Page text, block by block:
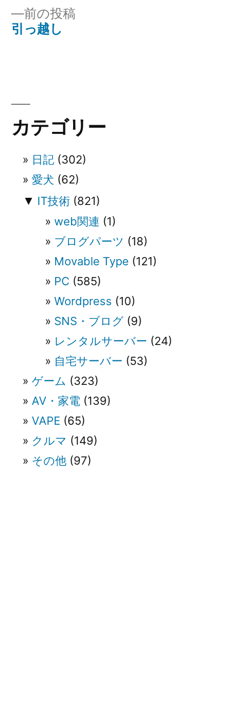
ナ
シ
ョ
前の投稿
引っ越し
カテゴリー
日記 (302)
愛犬 (62)
▼ IT技術 (821)
web関連 (1)
ブログパーツ (18)
Movable Type (121)
PC (585)
Wordpress (10)
SNS・ブログ (9)
レンタルサーバー (24)
自宅サーバー (53)
ゲーム (323)
AV・家電 (139)
VAPE (65)
クルマ (149)
その他 (97)